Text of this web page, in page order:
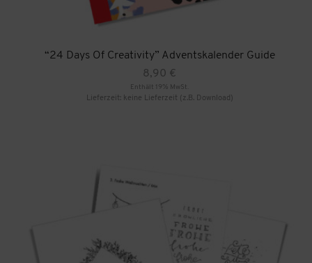
“24 Days Of Creativity” Adventskalender Guide
8,90 €
Enthält 19% MwSt.
Lieferzeit: keine Lieferzeit (z.B. Download)